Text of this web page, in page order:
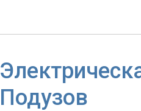
Подузов